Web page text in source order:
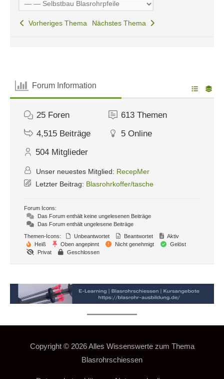
Vorheriges Thema Nächstes Thema
Forum Information
25 Foren 613 Themen
4,515 Beiträge 5 Online
504 Mitglieder
Unser neuestes Mitglied: RecepMer
Letzter Beitrag: Blasrohrkoffer/tasche
Forum Icons:
Das Forum enthält keine ungelesenen Beiträge
Das Forum enthält ungelesene Beiträge
Themen-Icons:
Unbeantwortet Beantwortet
Aktiv
Heiß
Oben angepinnt Nicht genehmigt
Gelöst
Privat
Geschlossen
Copyright © 2026Alles Wissenswerte zum Thema
Blasrohrschiessen